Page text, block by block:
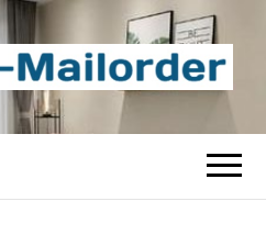
Site